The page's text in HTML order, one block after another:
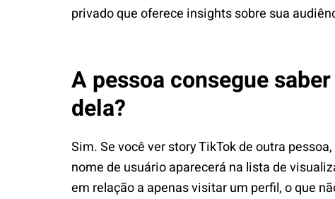
privado que oferece insights sobre sua
A pessoa consegue
dela?
Sim. Se você ver story TikTok de outra
nome de usuário aparecerá na lista de
em relação a apenas visitar um perfil, o que